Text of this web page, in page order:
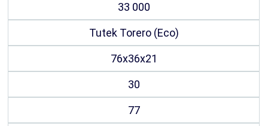
33 000
Tutek Torero (Eco)
76х36х21
30
77